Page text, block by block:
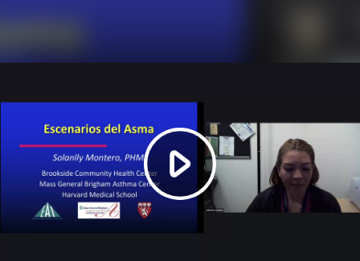
Play
Video